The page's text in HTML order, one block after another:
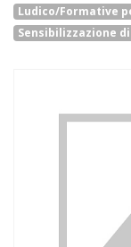
Ludico/Formative
Sensibilizzazione